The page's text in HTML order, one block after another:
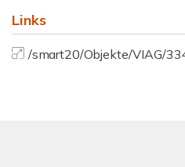
Links
/smart20/Objekte/VIAG/